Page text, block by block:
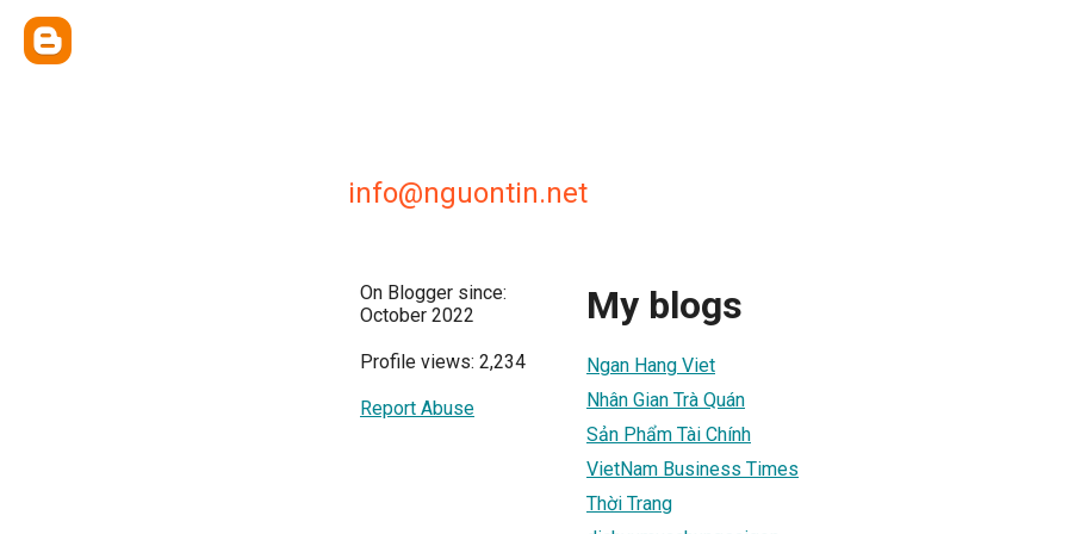
info@nguontin.net
On Blogger since:
October 2022
Profile views: 2,234
Report Abuse
My blogs
Ngan Hang Viet
Nhân Gian Trà Quán
Sản Phẩm Tài Chính
VietNam Business Times
Thời Trang